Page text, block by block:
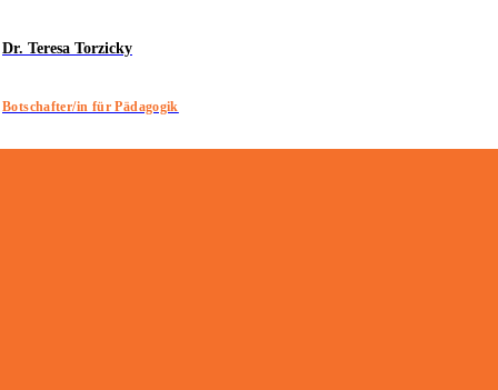
Dr. Teresa Torzicky
Botschafter/in für Pädagogik